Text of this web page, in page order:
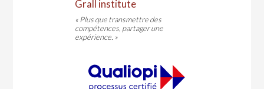
Grall institute
« Plus que transmettre des
compétences, partager une
expérience. »